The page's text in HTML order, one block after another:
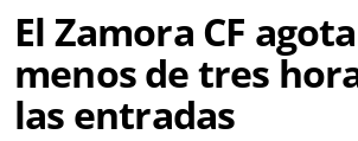
El Zamora CF
menos de tres
las entradas